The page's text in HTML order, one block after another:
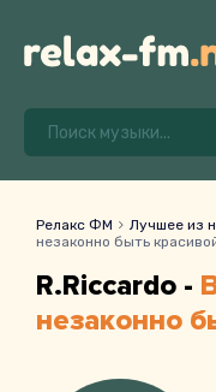
Релакс ФМ Лучшее из
незаконно быть
R.Riccardo -
незаконно